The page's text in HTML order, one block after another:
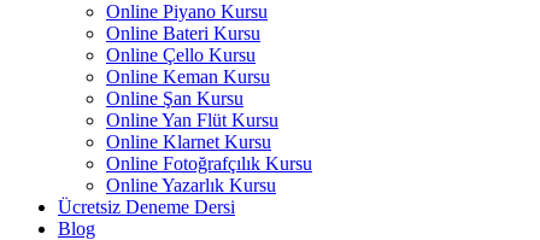
Online Piyano Kursu
Online Bateri Kursu
Online Çello Kursu
Online Keman Kursu
Online Şan Kursu
Online Yan Flüt Kursu
Online Klarnet Kursu
Online Fotoğrafçılık Kursu
Online Yazarlık Kursu
Ücretsiz Deneme Dersi
Blog